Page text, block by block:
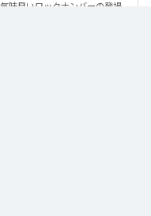
味良いロックナンバーの登場